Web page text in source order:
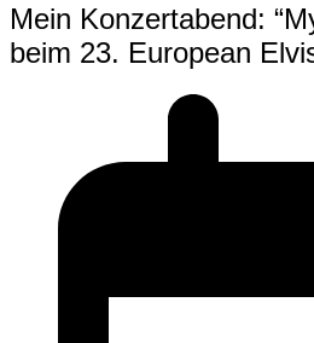
Mein Konzertabend:
beim 23. European